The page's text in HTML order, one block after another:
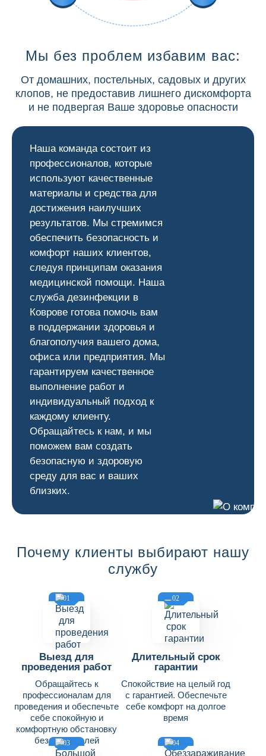
Мы без проблем избавим вас:
От домашних, постельных, садовых и других
клопов, не предоставив лишнего дискомфорта
и не подвергая Ваше здоровье опасности
Наша команда состоит из
профессионалов, которые
используют качественные
материалы и средства для
достижения наилучших
результатов. Мы стремимся
обеспечить безопасность и
комфорт наших клиентов,
следуя принципам оказания
медицинской помощи. Наша
служба дезинфекции в
Коврове готова помочь вам
в поддержании здоровья и
благополучия вашего дома,
офиса или предприятия. Мы
гарантируем качественное
выполнение работ и
индивидуальный подход к
каждому клиенту.
Обращайтесь к нам, и мы
поможем вам создать
безопасную и здоровую
среду для вас и ваших
близких.
Почему клиенты выбирают нашу
службу
01
Выезд для
проведения работ
Обращайтесь к
профессионалам для
проведения и обеспечьте
себе спокойную и
комфортную обстановку
без вредителей
02
Длительный срок
гарантии
Спокойствие на целый год
с гарантией. Обеспечьте
себе комфорт на долгое
время
03 04